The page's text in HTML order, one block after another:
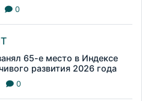
0
65-е место в Индексе
развития 2026 года
0